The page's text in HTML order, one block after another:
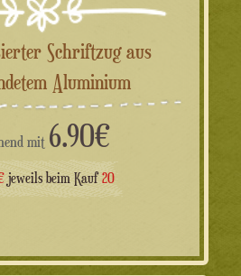
Aluminium
mit 6.90€
jeweils beim Kauf20